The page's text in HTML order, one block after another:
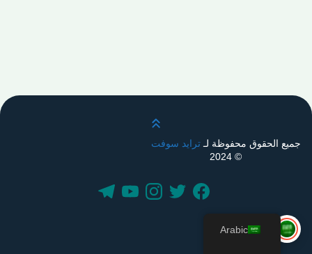
قم بالتمرير لأعلى
جميع الحقوق محفوظة لـترايد سوفت
© 2024
Arabic